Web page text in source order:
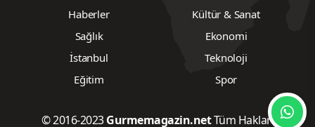
Haberler
Kültür & Sanat
Sağlık
Ekonomi
İstanbul
Teknoloji
Eğitim
Spor
© 2016-2023Gurmemagazin.netTüm Hakları